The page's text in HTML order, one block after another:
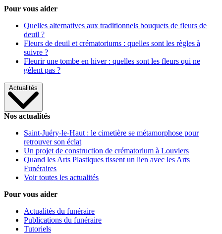
Pour vous aider
Quelles alternatives aux traditionnels bouquets de fleurs de
deuil ?
Fleurs de deuil et crématoriums : quelles sont les règles à
suivre ?
Fleurir une tombe en hiver : quelles sont les fleurs qui ne
gèlent pas ?
Actualités
Nos actualités
Saint-Juéry-le-Haut : le cimetière se métamorphose pour
retrouver son éclat
Un projet de construction de crématorium à Louviers
Quand les Arts Plastiques tissent un lien avec les Arts
Funéraires
Voir toutes les actualités
Pour vous aider
Actualités du funéraire
Publications du funéraire
Tutoriels